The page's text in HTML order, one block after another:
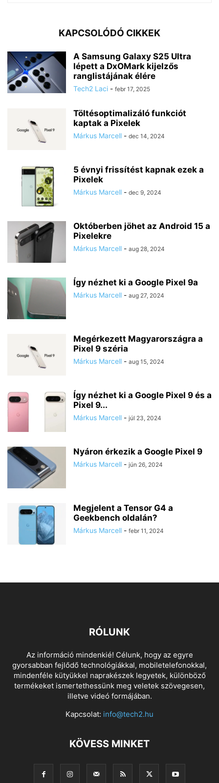
KAPCSOLÓDÓ CIKKEK
A Samsung Galaxy S25 Ultra
lépett a DxOMark kijelzős
ranglistájának élére
Tech2 Laci - febr 17, 2025
Töltésoptimalizáló funkciót
kaptak a Pixelek
Márkus Marcell - dec 14, 2024
5 évnyi frissítést kapnak ezek a
Pixelek
Márkus Marcell - dec 9, 2024
Októberben jöhet az Android 15 a
Pixelekre
Márkus Marcell - aug 28, 2024
Így nézhet ki a Google Pixel 9a
Márkus Marcell - aug 27, 2024
Megérkezett Magyarországra a
Pixel 9 széria
Márkus Marcell - aug 15, 2024
Így nézhet ki a Google Pixel 9 és a
Pixel 9...
Márkus Marcell - júl 23, 2024
Nyáron érkezik a Google Pixel 9
Márkus Marcell - jún 26, 2024
Megjelent a Tensor G4 a
Geekbench oldalán?
Márkus Marcell - febr 11, 2024
RÓLUNK
Az információ mindenkié! Célunk, hogy az egyre
gyorsabban fejlődő technológiákkal, mobiletelefonokkal,
mindenféle kütyükkel naprakészek legyetek, különböző
termékeket ismertethessünk meg veletek szövegesen,
illetve videó formájában.
Kapcsolat: info@tech2.hu
KÖVESS MINKET